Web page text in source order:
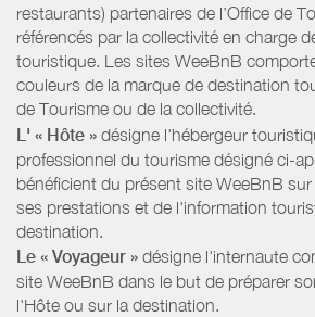
restaurants) partenaires de l’Office de
référencés par la collectivité en charge
touristique. Les sites WeeBnB
couleurs de la marque de destination
de Tourisme ou de la collectivité.
L' « Hôte » désigne l'hébergeur
professionnel du tourisme désigné ci-
bénéficient du présent site WeeBnB
ses prestations et de l'information
destination.
Le « Voyageur » désigne l'internaute
site WeeBnB dans le but de préparer
l'Hôte ou sur la destination.